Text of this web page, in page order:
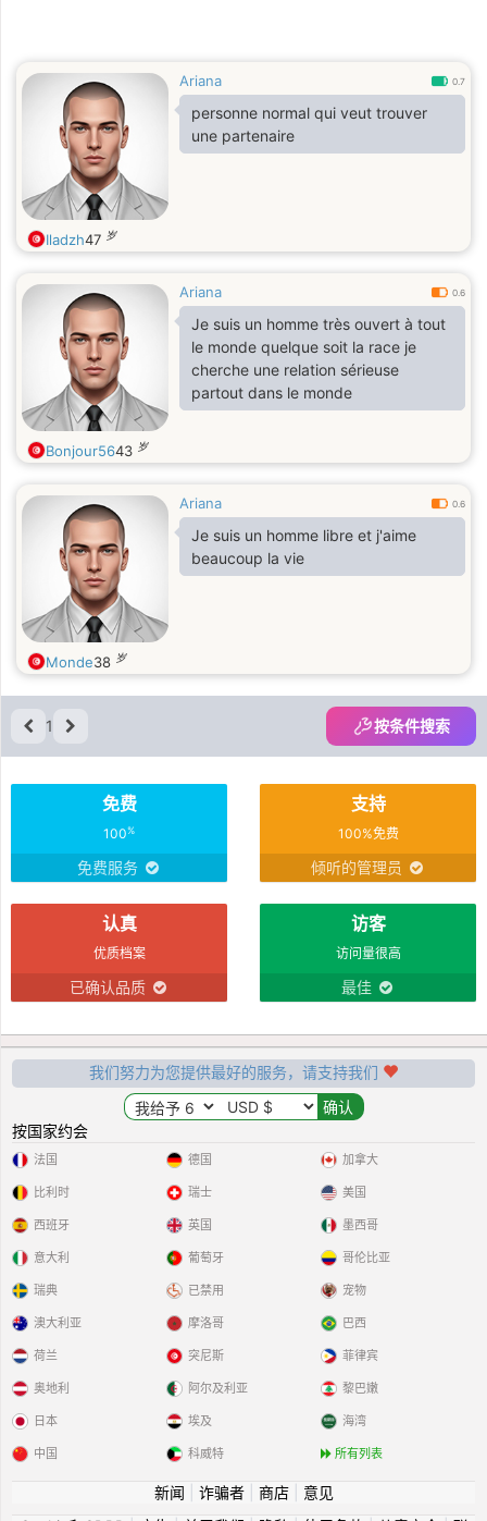
Ariana 0.7
personne normal qui veut trouver
une partenaire
Iladzh47 岁
Ariana 0.6
Je suis un homme très ouvert à tout
le monde quelque soit la race je
cherche une relation sérieuse
partout dans le monde
Bonjour5643 岁
Ariana 0.6
Je suis un homme libre et j'aime
beaucoup la vie
Monde38 岁
1 按条件搜索
免费
100%
免费服务
支持
100%免费
倾听的管理员
认真
优质档案
已确认品质
访客
访问量很高
最佳
我们努力为您提供最好的服务，请支持我们
按国家约会
法国
比利时
西班牙
意大利
瑞典
德国
瑞士
英国
葡萄牙
已禁用
加拿大
美国
墨西哥
哥伦比亚
宠物
澳大利亚
荷兰
奥地利
日本
中国
摩洛哥
突尼斯
阿尔及利亚
埃及
科威特
巴西
菲律宾
黎巴嫩
海湾
所有列表
新闻 诈骗者| 商店| 意见